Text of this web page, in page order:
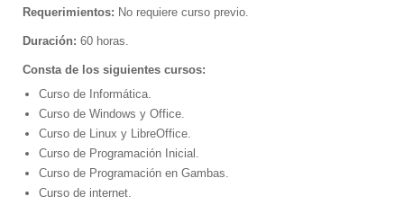
Requerimientos: No requiere curso previo.
Duración: 60 horas.
Consta de los siguientes cursos:
Curso de Informática.
Curso de Windows y Office.
Curso de Linux y LibreOffice.
Curso de Programación Inicial.
Curso de Programación en Gambas.
Curso de internet.